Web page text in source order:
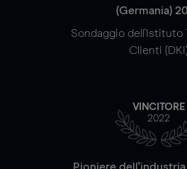
(Germania)
Sondaggio dell'Istituto
Clienti (DKI)
VINCITORE
2022
Pioniere dell'industria